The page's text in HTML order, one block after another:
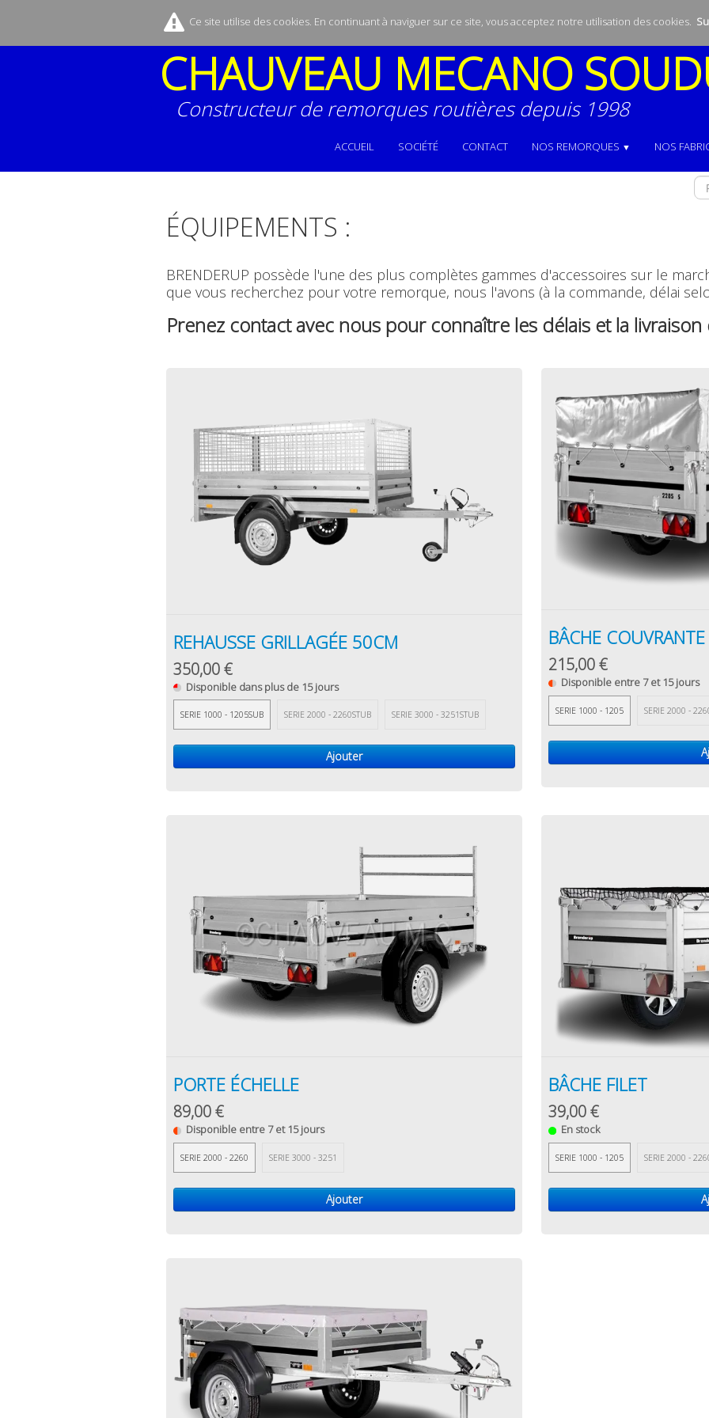
Ce site utilise des cookies. En continuant à naviguer sur ce site, vous acceptez notre utilisation des cookies.
CHAUVEAU MECANO
Constructeur de remorques routières depuis 1998
ACCUEIL SOCIÉTÉ CONTACT NOS REMORQUES ▼ NOS
ÉQUIPEMENTS :
BRENDERUP possède l'une des plus complètes gammes d'accessoires sur le
que vous recherchez pour votre remorque, nous l'avons (à la commande, délai
Prenez contact avec nous pour connaître les délais et la
REHAUSSE GRILLAGÉE 50CM
350,00 €
Disponible dans plus de 15 jours
SERIE 1000 - 1205SUB SERIE 2000 - 2260STUB SERIE 3000 - 3251STUB
Ajouter
BÂCHE
215,00 €
Disponible entre 7 et 15 jours
SERIE 1000 - 1205 SERIE 2000 -
PORTE ÉCHELLE
89,00 €
Disponible entre 7 et 15 jours
SERIE 2000 - 2260 SERIE 3000 - 3251
Ajouter
BÂCHE FILET
39,00 €
En stock
SERIE 1000 - 1205 SERIE 2000 -